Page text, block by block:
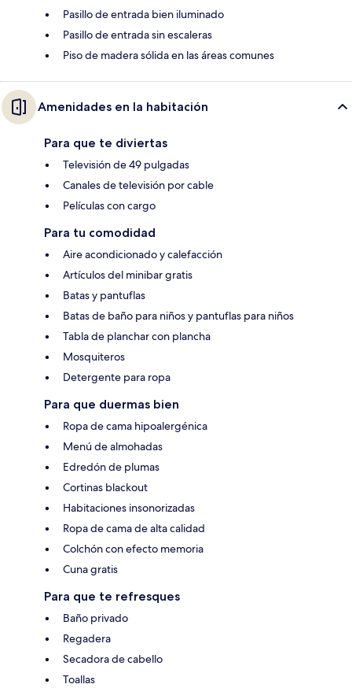
Pasillo de entrada bien iluminado
Pasillo de entrada sin escaleras
Piso de madera sólida en las áreas comunes
Amenidades en la habitación
Para que te diviertas
Televisión de 49 pulgadas
Canales de televisión por cable
Películas con cargo
Para tu comodidad
Aire acondicionado y calefacción
Artículos del minibar gratis
Batas y pantuflas
Batas de baño para niños y pantuflas para niños
Tabla de planchar con plancha
Mosquiteros
Detergente para ropa
Para que duermas bien
Ropa de cama hipoalergénica
Menú de almohadas
Edredón de plumas
Cortinas blackout
Habitaciones insonorizadas
Ropa de cama de alta calidad
Colchón con efecto memoria
Cuna gratis
Para que te refresques
Baño privado
Regadera
Secadora de cabello
Toallas